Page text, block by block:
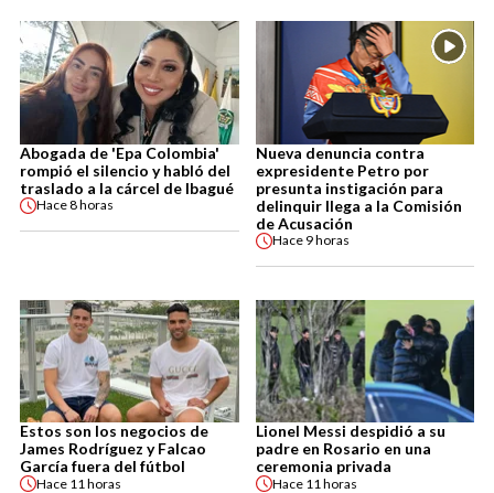
Abogada de 'Epa Colombia'
rompió el silencio y habló del
traslado a la cárcel de Ibagué
Hace8 horas
Nueva denuncia contra
expresidente Petro por
presunta instigación para
delinquir llega a la Comisión
de Acusación
Hace 9 horas
Estos son los negocios de
James Rodríguez y Falcao
García fuera del fútbol
Hace 11 horas
Lionel Messi despidió a su
padre en Rosario en una
ceremonia privada
Hace 11 horas